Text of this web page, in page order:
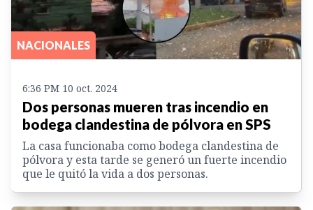
NACIONALES
6:36 PM 10 oct. 2024
Dos personas mueren tras incendio en
bodega clandestina de pólvora en SPS
La casa funcionaba como bodega clandestina de
pólvora y esta tarde se generó un fuerte incendio
que le quitó la vida a dos personas.